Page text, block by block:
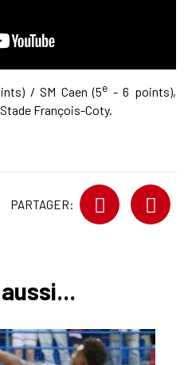
/ SM Caen (5e - 6 points),
Stade François-Coty.
PARTAGER: